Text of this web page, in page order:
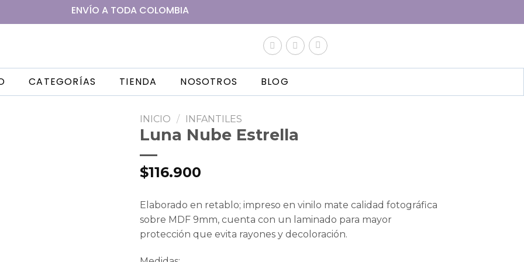
ENVÍO A TODA COLOMBIA
CATEGORÍAS TIENDA NOSOTROS BLOG
INICIO / INFANTILES
Luna Nube Estrella
$116.900
Elaborado en retablo; impreso en vinilo mate calidad fotográfica
sobre MDF 9mm, cuenta con un laminado para mayor
protección que evita rayones y decoloración.